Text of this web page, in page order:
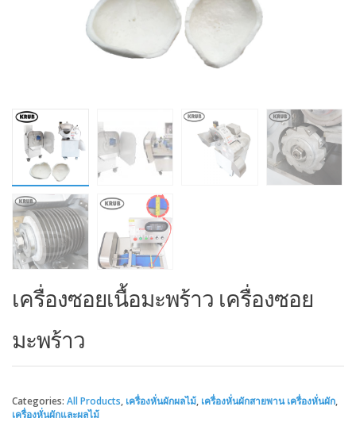
เครื่องซอยเนื้อมะพร้าว เครื่องซอย
มะพร้าว
Categories: All Products, เครื่องหั่นผักผลไม้, เครื่องหั่นผักสายพาน เครื่องหั่นผัก,
เครื่องหั่นผักและผลไม้